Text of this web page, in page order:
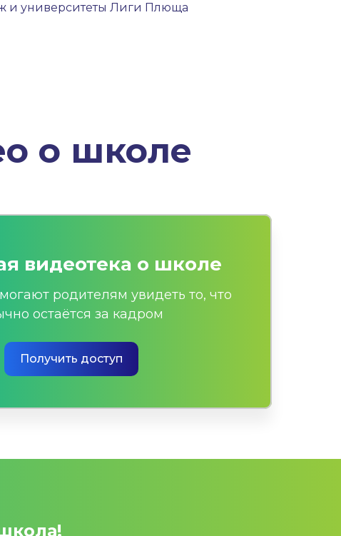
и университеты Лиги Плюща
о школе
видеотека о школе
родителям увидеть то, что
остаётся за кадром
Получить доступ